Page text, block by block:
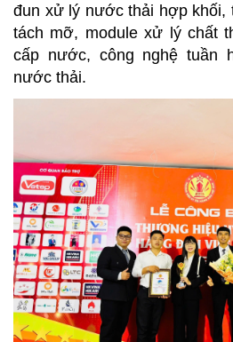
đun xử lý nước thải hợp khối,
tách mỡ, module xử lý chất
cấp nước, công nghệ tuần
nước thải.